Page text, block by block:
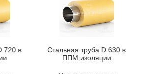
720 в
Стальная труба D 630 в
ППМ изоляции